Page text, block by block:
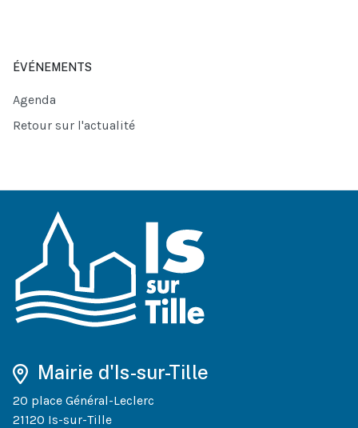
ÉVÉNEMENTS
Agenda
Retour sur l'actualité
Mairie d'Is-sur-Tille
20 place Général-Leclerc
21120 Is-sur-Tille